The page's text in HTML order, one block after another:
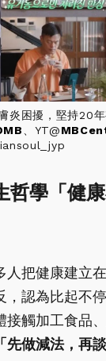
炎困擾，堅持20
、YT@
哲學「健
人把健康建立
，認為比起不
接觸加工食品
「先做減法，再